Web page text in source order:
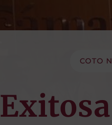
COTO